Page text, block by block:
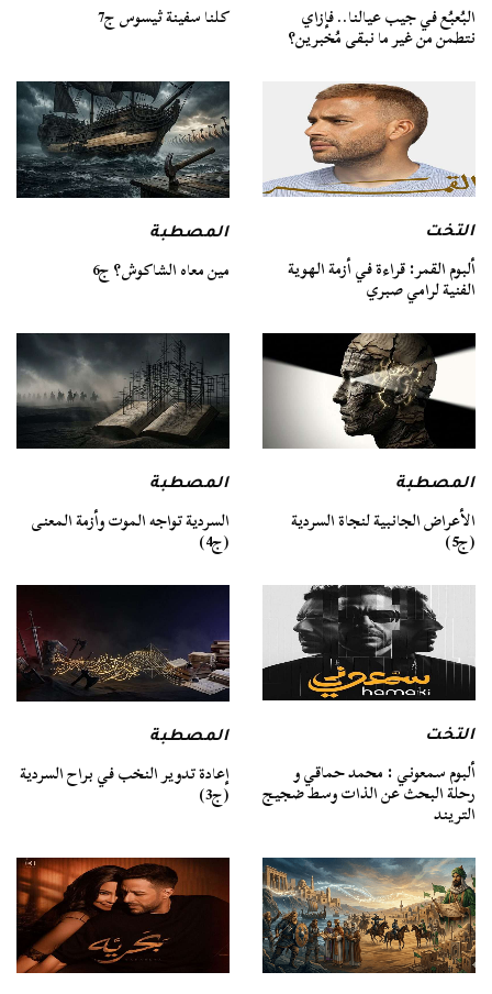
البُعبُع في جيب عيالنا.. فإزاي
نتطمن من غير ما نبقى مُخبرين؟
كلنا سفينة ثيسوس ج7
التخت
ألبوم القمر: قراءة في أزمة الهوية
الفنية لرامي صبري
المصطبة
مين معاه الشاكوش؟ ج6
المصطبة
الأعراض الجانبية لنجاة السردية
(ج5)
المصطبة
السردية تواجه الموت وأزمة المعنى
(ج4)
التخت
ألبوم سمعوني : محمد حماقي و
رحلة البحث عن الذات وسط ضجيج
التريند
المصطبة
إعادة تدوير النخب في براح السردية
(ج3)